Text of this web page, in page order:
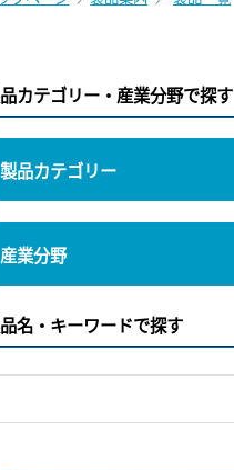
カテゴリー・産業分野で探す
製品カテゴリー
産業分野
名・キーワードで探す